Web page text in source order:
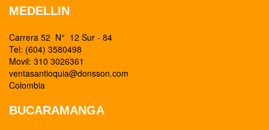
MEDELLIN
Carrera 52 N° 12 Sur - 84
Tel: (604) 3580498
Movil: 310 3026361
ventasantioquia@donsson.com
Colombia
BUCARAMANGA